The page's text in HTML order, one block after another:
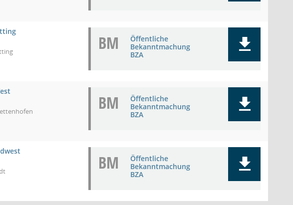
BM
Öffentliche
Bekanntmachung
BZA
BM
Öffentliche
Bekanntmachung
BZA
BM
Öffentliche
Bekanntmachung
BZA